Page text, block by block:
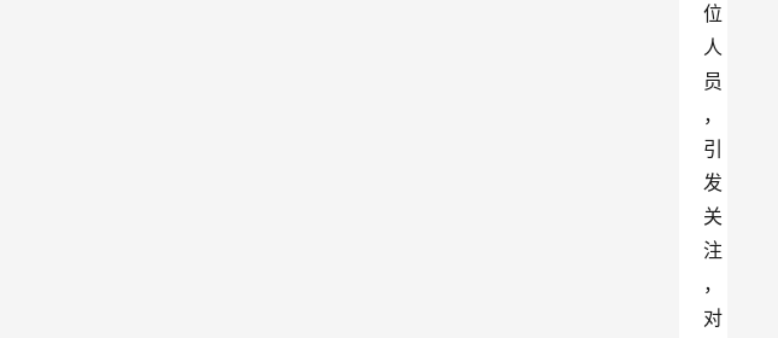
位
人
员
，
引
发
关
注
，
对